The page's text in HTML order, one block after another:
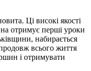
Ці високі якості
отримує перші уроки
набирається
всього життя
і отримувати